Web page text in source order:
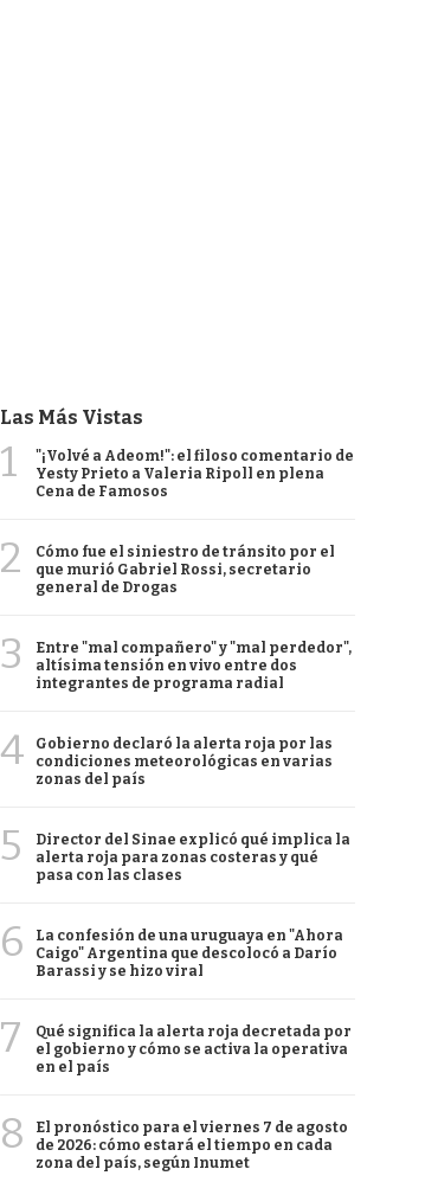
Las Más Vistas
1
"¡Volvé a Adeom!": el filoso comentario de
Yesty Prieto a Valeria Ripoll en plena
Cena de Famosos
2
Cómo fue el siniestro de tránsito por el
que murió Gabriel Rossi, secretario
general de Drogas
3
Entre "mal compañero" y "mal perdedor",
altísima tensión en vivo entre dos
integrantes de programa radial
4
Gobierno declaró la alerta roja por las
condiciones meteorológicas en varias
zonas del país
5
Director del Sinae explicó qué implica la
alerta roja para zonas costeras y qué
pasa con las clases
6
La confesión de una uruguaya en "Ahora
Caigo" Argentina que descolocó a Darío
Barassi y se hizo viral
7
Qué significa la alerta roja decretada por
el gobierno y cómo se activa la operativa
en el país
8
El pronóstico para el viernes 7 de agosto
de 2026: cómo estará el tiempo en cada
zona del país, según Inumet